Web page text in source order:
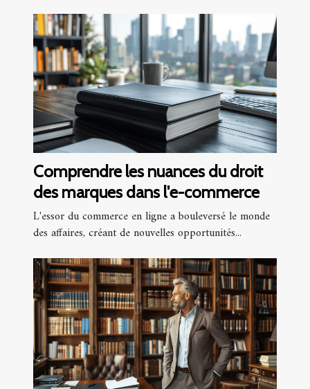
Comprendre les nuances du droit
des marques dans l'e-commerce
L'essor du commerce en ligne a bouleversé le monde
des affaires, créant de nouvelles opportunités...